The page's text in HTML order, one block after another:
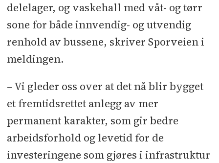
delelager, og vaskehall med våt- og tørr
sone for både innvendig- og utvendig
renhold av bussene, skriver Sporveien i
meldingen.
– Vi gleder oss over at det nå blir bygget
et fremtidsrettet anlegg av mer
permanent karakter, som gir bedre
arbeidsforhold og levetid for de
investeringene som gjøres i infrastruktur